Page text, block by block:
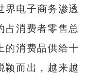
电子商务渗透
占消费者零售总
的消费品供给十
颖而出，越来越